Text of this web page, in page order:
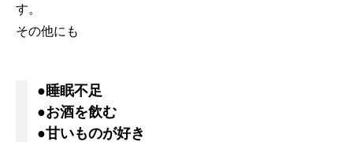
す。
その他にも
●睡眠不足
●お酒を飲む
●甘いものが好き